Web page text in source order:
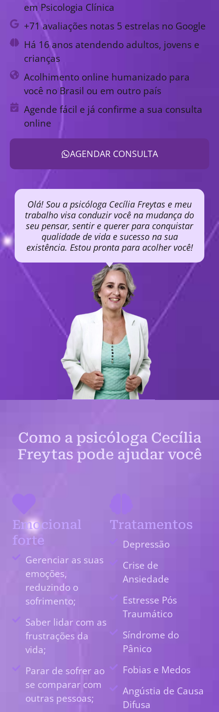
em Psicologia Clínica
+71 avaliações notas 5 estrelas no Google
Há 16 anos atendendo adultos, jovens e
crianças
Acolhimento online humanizado para
você no Brasil ou em outro país
Agende fácil e já confirme a sua consulta
online
AGENDAR CONSULTA
Olá! Sou a psicóloga Cecília Freytas e meu
trabalho visa conduzir você na mudança do
seu pensar, sentir e querer para conquistar
qualidade de vida e sucesso na sua
existência. Estou pronta para acolher você!
Como a psicóloga Cecília
Freytas pode ajudar você
Emocional
forte
Gerenciar as suas
emoções,
reduzindo o
sofrimento;
Saber lidar com as
frustrações da
vida;
Parar de sofrer ao
se comparar com
outras pessoas;
Tratamentos
Depressão
Crise de
Ansiedade
Estresse Pós
Traumático
Síndrome do
Pânico
Fobias e Medos
Angústia de Causa
Difusa